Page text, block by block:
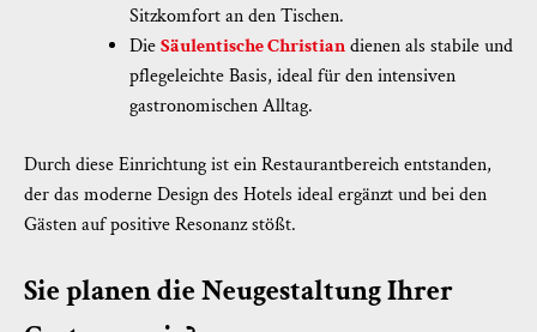
Sitzkomfort an den Tischen.
DieSäulentische Christiandienen als stabile und
pflegeleichte Basis, ideal für den intensiven
gastronomischen Alltag.
Durch diese Einrichtung ist ein Restaurantbereich entstanden,
der das moderne Design des Hotels ideal ergänzt und bei den
Gästen auf positive Resonanz stößt.
Sie planen die Neugestaltung Ihrer